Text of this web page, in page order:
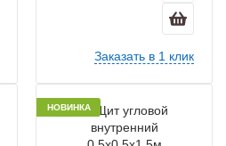
Заказать в 1 клик
НОВИНКА